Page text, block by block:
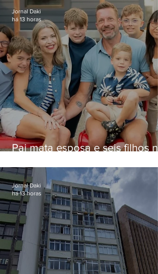
Pai mata esposa e seis filhos
Jornal Daki
há 13 horas
Jornal Daki
há 13 horas